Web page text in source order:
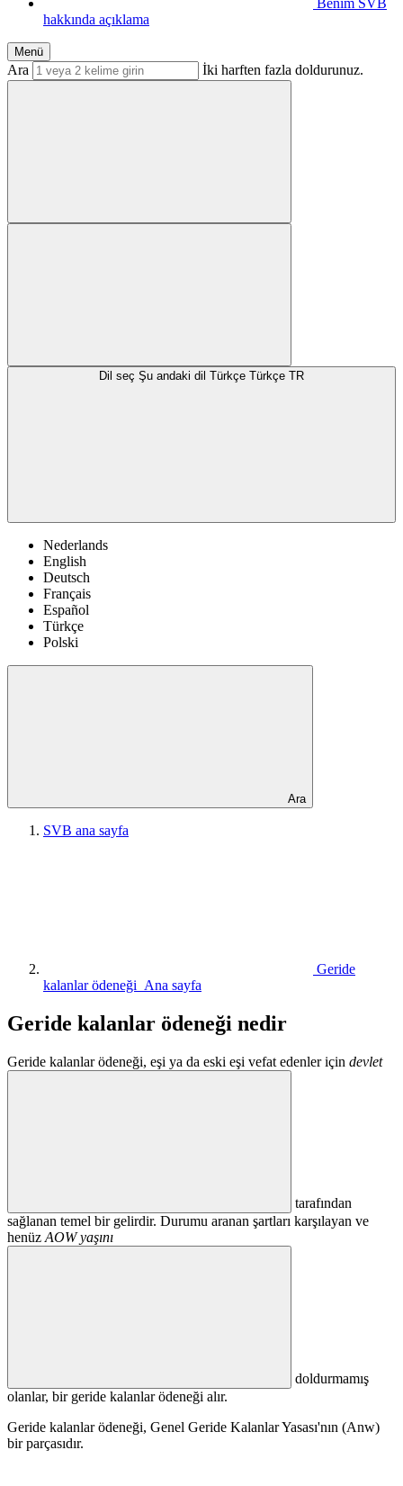
Benim SVB
hakkında açıklama
Menü
Ara İki harften fazla doldurunuz.
Dil seç Şu andaki dil Türkçe Türkçe TR
Nederlands
English
Deutsch
Français
Español
Türkçe
Polski
Ara
SVB ana sayfa
Geride
kalanlar ödeneği Ana sayfa
Geride kalanlar ödeneği nedir
Geride kalanlar ödeneği, eşi ya da eski eşi vefat edenler için devlet
tarafından
sağlanan temel bir gelirdir. Durumu aranan şartları karşılayan ve
henüz AOW yaşını
doldurmamış
olanlar, bir geride kalanlar ödeneği alır.
Geride kalanlar ödeneği, Genel Geride Kalanlar Yasası'nın (Anw)
bir parçasıdır.